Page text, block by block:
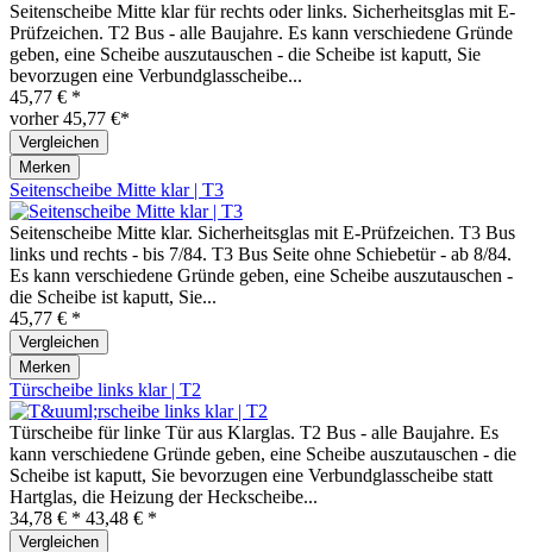
Seitenscheibe Mitte klar für rechts oder links. Sicherheitsglas mit E-
Prüfzeichen. T2 Bus - alle Baujahre. Es kann verschiedene Gründe
geben, eine Scheibe auszutauschen - die Scheibe ist kaputt, Sie
bevorzugen eine Verbundglasscheibe...
45,77 € *
vorher 45,77 €*
Vergleichen
Merken
Seitenscheibe Mitte klar | T3
Seitenscheibe Mitte klar. Sicherheitsglas mit E-Prüfzeichen. T3 Bus
links und rechts - bis 7/84. T3 Bus Seite ohne Schiebetür - ab 8/84.
Es kann verschiedene Gründe geben, eine Scheibe auszutauschen -
die Scheibe ist kaputt, Sie...
45,77 € *
Vergleichen
Merken
Türscheibe links klar | T2
Türscheibe für linke Tür aus Klarglas. T2 Bus - alle Baujahre. Es
kann verschiedene Gründe geben, eine Scheibe auszutauschen - die
Scheibe ist kaputt, Sie bevorzugen eine Verbundglasscheibe statt
Hartglas, die Heizung der Heckscheibe...
34,78 € * 43,48 € *
Vergleichen